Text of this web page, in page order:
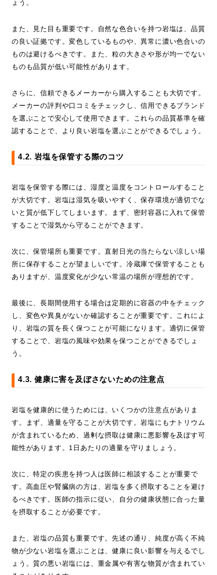
ょう。
また、見た目も重要です。自然な色合いを持つ岩塩は、品質
の良い証拠です。変色しているものや、異常に濃い色合いの
ものは避けるべきです。また、粒の大きさや形が均一でない
ものも品質が低い可能性があります。
さらに、信頼できるメーカーから購入することも大切です。
メーカーの評判や口コミをチェックし、信用できるブランド
を選ぶことで安心して使用できます。これらの品質基準を確
認することで、より良い岩塩を選ぶことができるでしょう。
4.2. 岩塩を保管する際のコツ
岩塩を保管する際には、湿度と温度をコントロールすること
が大切です。岩塩は湿気を吸いやすく、保存環境が適切でな
いと質が低下してしまいます。まず、密封容器に入れて保管
することで湿気から守ることができます。
次に、保管場所も重要です。直射日光の当たらない涼しい場
所に保存することが望ましいです。冷蔵庫で保管することも
ありますが、温度変化が少ない常温の場所が理想的です。
最後に、長期間使用する場合は定期的に容器の中をチェック
し、変色や異臭がないか確認することが重要です。これによ
り、岩塩の質を長く保つことが可能になります。適切に保管
することで、岩塩の風味や効果を保つことができるでしょ
う。
4.3. 健康に害を及ぼさないための注意点
岩塩を健康的に使うためには、いくつかの注意点がありま
す。まず、適量を守ることが大切です。岩塩にもナトリウム
が含まれているため、過剰な摂取は健康に悪影響を及ぼす可
能性があります。1日あたりの適量を守りましょう。
次に、特定の疾患を持つ人は医師に相談することが重要で
す。高血圧や腎臓病の方は、岩塩を多く摂取することを避け
るべきです。医師の指示に従い、自分の健康状態に合った量
を摂取することが必要です。
また、岩塩の品質も重要です。先述の通り、純度が高く不純
物が少ない岩塩を選ぶことは、健康に良い影響を与えるでし
ょう。質の悪い岩塩には、重金属や有害な物質が含まれてい